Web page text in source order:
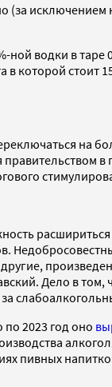
(за
ной водки в
которой стоит
на
Дело в том,
2023 год оно
пивных